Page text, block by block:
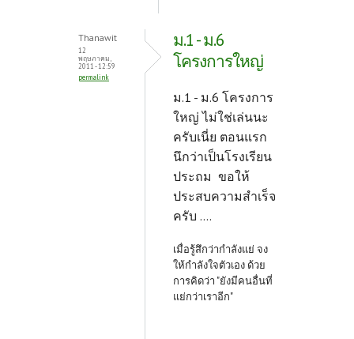
Thanawit
12
พฤษภาคม,
2011 - 12:59
permalink
ม.1 - ม.6
โครงการใหญ่
ม.1 - ม.6 โครงการ
ใหญ่ ไม่ใช่เล่นนะ
ครับเนี่ย ตอนแรก
นึกว่าเป็นโรงเรียน
ประถม ขอให้
ประสบความสำเร็จ
ครับ ....
เมื่อรู้สึกว่ากำลังแย่ จง
ให้กำลังใจตัวเอง ด้วย
การคิดว่า "ยังมีคนอื่นที่
แย่กว่าเราอีก"